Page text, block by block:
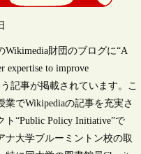
Wikimedia財団のブログに“A
expertise to improve
記事が掲載されています。こ
業でWikipediaの記事を充実さ
ト“Public Policy Initiative”で
ナ大学ブルーミントン校の取